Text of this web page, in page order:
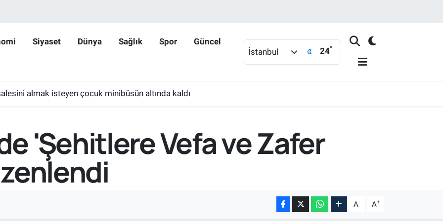
Siyaset Dünya Sağlık Spor
Güncel
İstanbul
24°
almak isteyen çocuk minibüsün altında kaldı
'Şehitlere Vefa ve Zafer
A- A+